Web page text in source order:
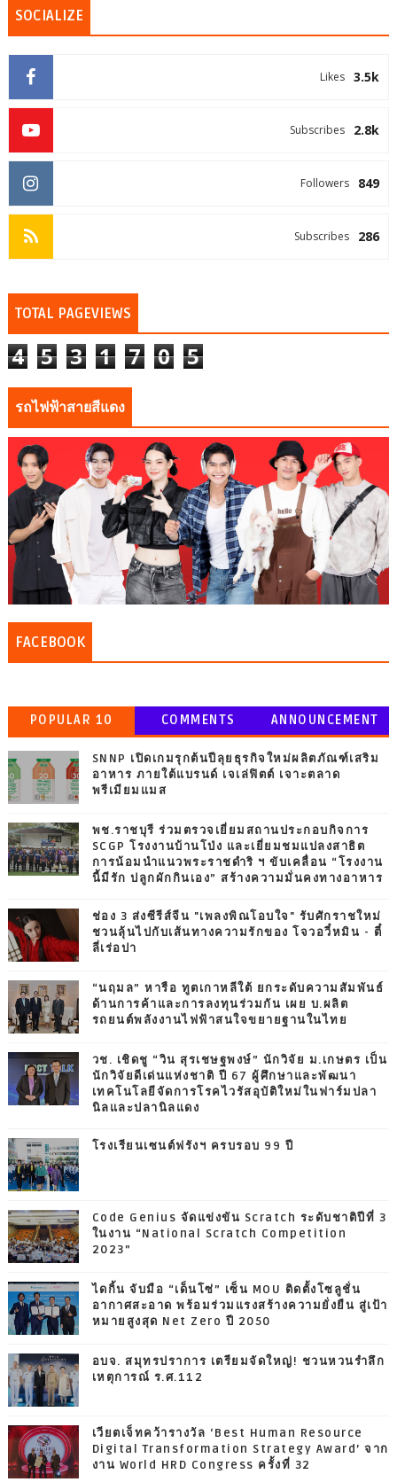
SOCIALIZE
3.5k
Likes
2.8k
Subscribes
849
Followers
286
Subscribes
TOTAL PAGEVIEWS
4 5 3 1 7 0 5
รถไฟฟ้าสายสีแดง
FACEBOOK
POPULAR 10 COMMENTS ANNOUNCEMENT
SNNP เปิดเกมรุกต้นปีลุยธุรกิจใหม่ผลิตภัณฑ์เสริม
อาหาร ภายใต้แบรนด์ เจเล่ฟิตต์ เจาะตลาด
พรีเมียมแมส
พช.ราชบุรี ร่วมตรวจเยี่ยมสถานประกอบกิจการ
SCGP โรงงานบ้านโป่ง และเยี่ยมชมแปลงสาธิต
การน้อมนำแนวพระราชดำริ ฯ ขับเคลื่อน “โรงงาน
นี้มีรัก ปลูกผักกินเอง” สร้างความมั่นคงทางอาหาร
ช่อง 3 ส่งซีรีส์จีน "เพลงพิณโอบใจ" รับศักราชใหม่
ชวนลุ้นไปกับเส้นทางความรักของ โจวอวี๋หมิน - ตี๋
ลี่เร่อปา
“นฤมล” หารือ ทูตเกาหลีใต้ ยกระดับความสัมพันธ์
ด้านการค้าและการลงทุนร่วมกัน เผย บ.ผลิต
รถยนต์พลังงานไฟฟ้าสนใจขยายฐานในไทย
วช. เชิดชู “วิน สุรเชษฐพงษ์” นักวิจัย ม.เกษตร เป็น
นักวิจัยดีเด่นแห่งชาติ ปี 67 ผู้ศึกษาและพัฒนา
เทคโนโลยีจัดการโรคไวรัสอุบัติใหม่ในฟาร์มปลา
นิลและปลานิลแดง
โรงเรียนเซนต์ฟรังฯ ครบรอบ 99 ปี
Code Genius จัดแข่งขัน Scratch ระดับชาติปีที่ 3
ในงาน “National Scratch Competition
2023”
ไดกิ้น จับมือ “เด็นโซ่” เซ็น MOU ติดตั้งโซลูชั่น
อากาศสะอาด พร้อมร่วมแรงสร้างความยั่งยืน สู่เป้า
หมายสูงสุด Net Zero ปี 2050
อบจ. สมุทรปราการ เตรียมจัดใหญ่! ชวนหวนรำลึก
เหตุการณ์ ร.ศ.112
เวียตเจ็ทคว้ารางวัล ‘Best Human Resource
Digital Transformation Strategy Award’ จาก
งาน World HRD Congress ครั้งที่ 32